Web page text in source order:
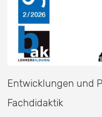
Entwicklungen und
Fachdidaktik